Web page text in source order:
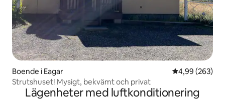
Boende i Eagar 4,99 av 5 i
4,99 (263)
Strutshuset! Mysigt, bekvämt och privat
Lägenheter med luftkonditionering